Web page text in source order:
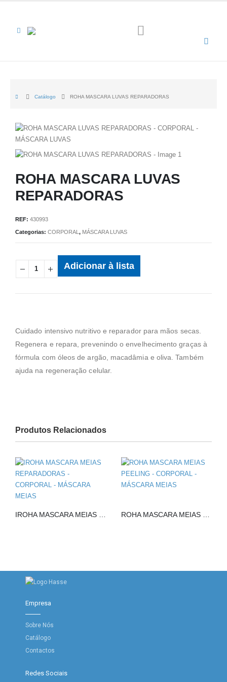
Catálogo ROHA MASCARA LUVAS REPARADORAS
ROHA MASCARA LUVAS
REPARADORAS
REF: 430993
Categorias: CORPORAL , MÁSCARA LUVAS
Adicionar à lista
Cuidado intensivo nutritivo e reparador para mãos secas.
Regenera e repara, prevenindo o envelhecimento graças à
fórmula com óleos de argão, macadâmia e oliva. Também
ajuda na regeneração celular.
Produtos Relacionados
Empresa
Sobre Nós
Catálogo
Contactos
Redes Sociais